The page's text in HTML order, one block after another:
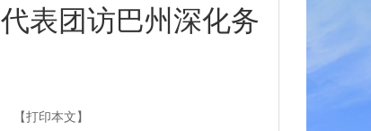
表团访巴州深化务
【打印本文】